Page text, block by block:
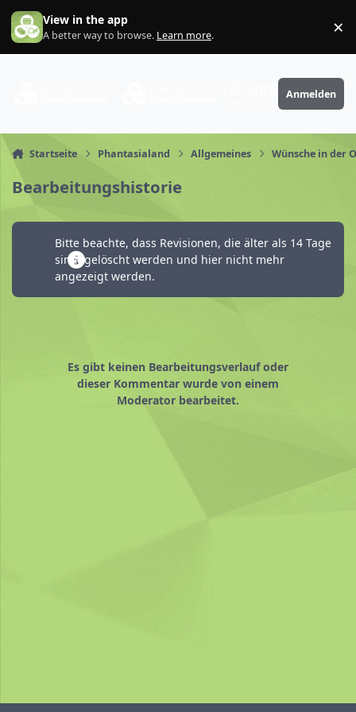
Zum Inhalt springen
View in the app
A better way to browse. Learn more. ×
PhantaFriends.de
Anmelden
Startseite Phantasialand Allgemeines Wünsche in der
Bearbeitungshistorie
Bitte beachte, dass Revisionen, die älter als 14 Tage
sind, gelöscht werden und hier nicht mehr
angezeigt werden.
Es gibt keinen Bearbeitungsverlauf oder
dieser Kommentar wurde von einem
Moderator bearbeitet.